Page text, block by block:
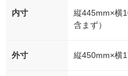
内寸
縦445mm×横
含まず）
外寸 縦450mm×横